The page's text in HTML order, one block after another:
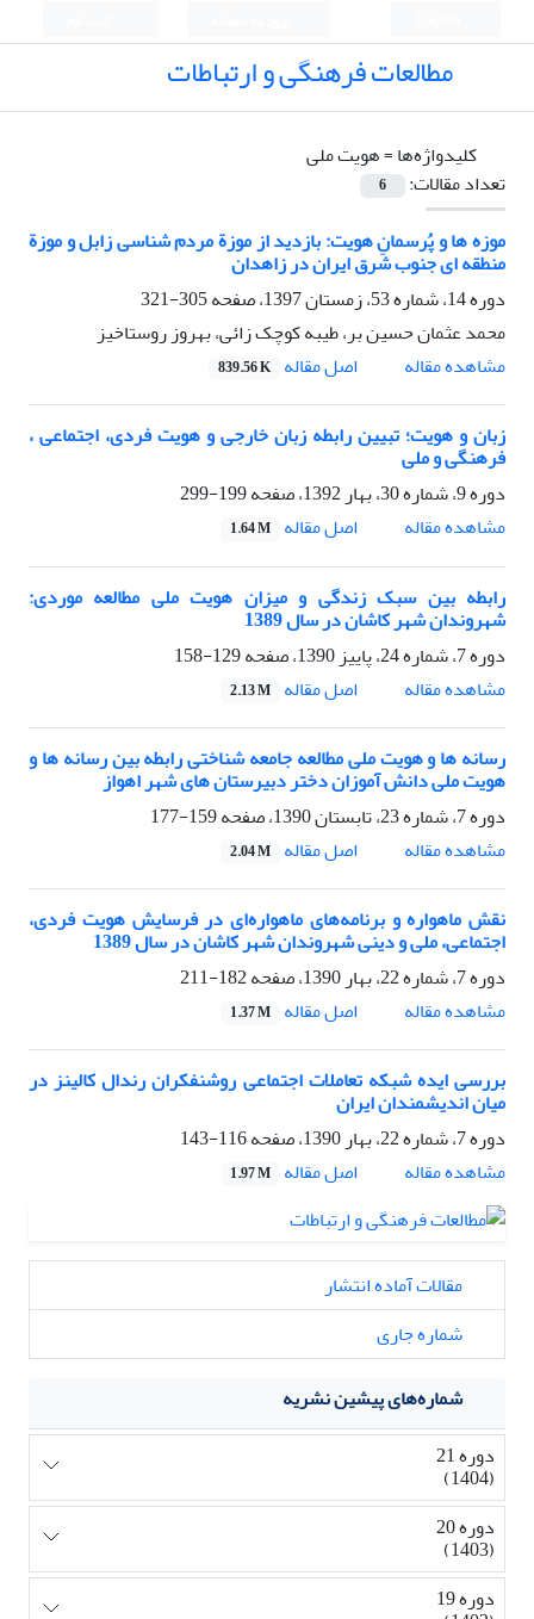
مطالعات فرهنگی و ارتباطات
کلیدواژه‌ها =هویت ملی
تعداد مقالات:
6
موزه ها و پُرسمانِ هویت: بازدید از موزة مردم شناسی زابل و موزة
منطقه ای جنوب شرق ایران در زاهدان
دوره 14، شماره 53، زمستان 1397، صفحه
305-321
محمد عثمان حسین بر، طیبه کوچک زائی، بهروز روستاخیز
مشاهده مقاله
اصل مقاله 839.56 K
زبان و هویت؛ تبیین رابطه زبان خارجی و هویت فردی، اجتماعی ،
فرهنگی و ملی
دوره 9، شماره 30، بهار 1392، صفحه
199-299
مشاهده مقاله
اصل مقاله 1.64 M
رابطه بین سبک زندگی و میزان هویت ملی مطالعه موردی:
شهروندان شهر کاشان در سال 1389
دوره 7، شماره 24، پاییز 1390، صفحه
129-158
مشاهده مقاله
اصل مقاله 2.13 M
رسانه ها و هویت ملی مطالعه جامعه شناختی رابطه بین رسانه ها و
هویت ملی دانش آموزان دختر دبیرستان های شهر اهواز
دوره 7، شماره 23، تابستان 1390، صفحه
159-177
مشاهده مقاله
اصل مقاله 2.04 M
نقش ماهواره و برنامه‌های ماهواره‌ای در فرسایش هویت فردی،
اجتماعی، ملی و دینی شهروندان شهر کاشان در سال 1389
دوره 7، شماره 22، بهار 1390، صفحه
182-211
مشاهده مقاله
اصل مقاله 1.37 M
بررسی ایده‌ شبکه تعاملات اجتماعی روشنفکران رندال کالینز در
میان اندیشمندان ایران
دوره 7، شماره 22، بهار 1390، صفحه
116-143
مشاهده مقاله
اصل مقاله 1.97 M
مقالات آماده انتشار
شماره جاری
شماره‌های پیشین نشریه
دوره 21
(1404)
دوره 20
(1403)
دوره 19